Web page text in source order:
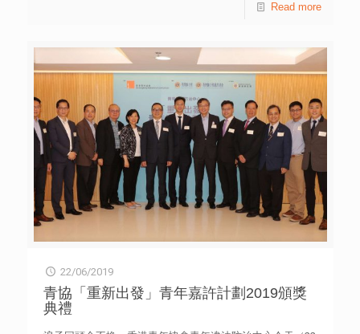
案表示，在公在私都難免需要運用中文和廣東話，但礙於不
就業」組別召集人陳浩升引述研究報告表示，應否進一步吸
納年輕外來人才來港就業是一項頗具爭議性的課題，現時部
分入境計劃針對人才短缺的職位，在一定程度上平衡了對本
港青年就業的負面影響。面對未來勞動力收縮的問題，本港
宜從多方面應對，包括加強培訓本地人才、釋放潛在勞動
力，以及審慎考慮進一步吸納年輕外來人才。 該組成員杜
丰杰建議，特區政府設立「ConnectHK」機構，負責統籌對
外宣傳及招攬人才事務，包括在海外及內地宣傳本港整體就
業機遇、提供各類在港生活資訊，並主動協助本港企業在外
地羅致人才，以吸納多元及高質素人才來港就業。他引述報
告，鼓勵面對人才短缺的企業推出國際實習生計劃，加強年
輕外來人才與香港的聯繫。 另一成員潘希橋則認為，各大
專院校應開拓收生來源，吸引更多國際學生來港交流，藉此
才入境計劃」及「科技人才入境計劃」的高質素年輕人才提
供短期住宿補貼，增加他們來港就業的誘因，建議補貼額為
每月5,000-10,000港元，為期最長12個月。 青協青年研究
中心自2015年起成立「青年創研庫」，是本港一個屬於青年
的智庫。現屆創研庫成員由近80位本地青年專業人士與大專
日），遠赴美國紐約參與「世界青少年英才奧林匹克競
去除汞離子」勇奪科學組別金獎；學生研究不同的六族元素
納米粒子及氧化石墨烯，以降解染料中的有害物質及阻隔汞
離子，減低有害染料和重金屬對海洋生態的損害。 裘錦秋
中學（元朗）則憑「智能安全嬰兒車」勇奪銀獎；學生運用
創意改良嬰兒車，例如手握位採用類似機場行李車的煞車設
計，鬆手時便會停下來；車背配備溫度檢測器，為嬰兒調節
舒適溫度；車底亦加上橫杆，有需要時會自動伸出，避免嬰
兒車翻倒。 「世界青少年英才奧林匹克競賽」分為5大組
別，包括視覺及表演藝術、商業、創意寫作、機械人及科
學。每個組別均設有總金獎、金獎、銀獎、銅獎及優異獎。
兩支香港代表隊伍，是於今年3月舉行的「2019年香港學生
科學比賽」初賽暨作品展覽中，獲得「能源、工程及環境大
賞」，因而代表香港參與國際賽事。 「香港學生科學比
技的興趣，發揮他們的科學潛能，展示對科學知識的了解及
應用。繼2017年學生代表隊伍於「國際可持續發展項目奧林
匹克競賽」（I-SWEEEP）勇奪銅獎，今年的國際賽事獲得更
佳成績。「香港學生科學比賽」詳情可瀏覽網站
Read more
22/06/2019
青協「重新出發」青年嘉許計劃2019頒獎
典禮